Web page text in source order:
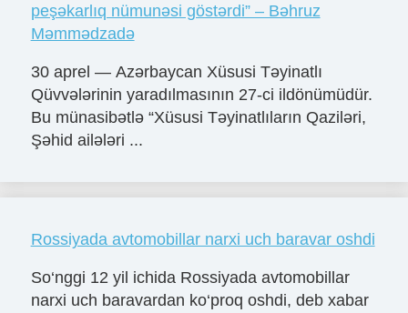
peşəkarlıq nümunəsi göstərdi” – Bəhruz
Məmmədzadə
30 aprel — Azərbaycan Xüsusi Təyinatlı
Qüvvələrinin yaradılmasının 27-ci ildönümüdür.
Bu münasibətlə “Xüsusi Təyinatlıların Qaziləri,
Şəhid ailələri ...
Rossiyada avtomobillar narxi uch baravar oshdi
So‘nggi 12 yil ichida Rossiyada avtomobillar
narxi uch baravardan ko‘proq oshdi, deb xabar